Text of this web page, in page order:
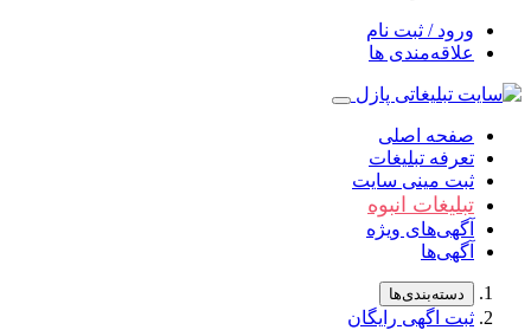
ورود / ثبت نام
علاقه‌مندی ها
صفحه اصلی
تعرفه تبلیغات
ثبت مینی سایت
تبلیغات انبوه
آگهی‌های ویژه
آگهی‌ها
دسته‌بندی‌ها
ثبت اگهی رایگان